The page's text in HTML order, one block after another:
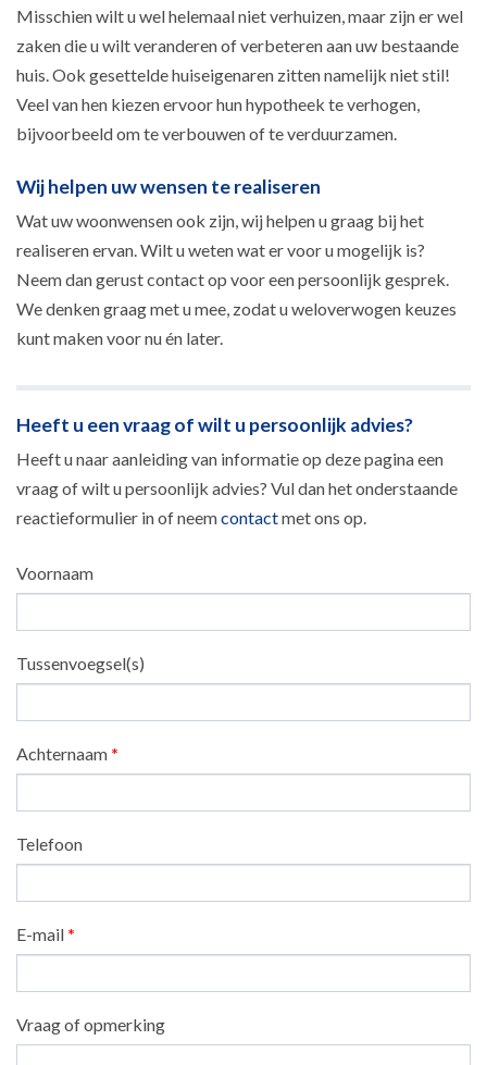
Misschien wilt u wel helemaal niet verhuizen, maar zijn er wel
zaken die u wilt veranderen of verbeteren aan uw bestaande
huis. Ook gesettelde huiseigenaren zitten namelijk niet stil!
Veel van hen kiezen ervoor hun hypotheek te verhogen,
bijvoorbeeld om te verbouwen of te verduurzamen.
Wij helpen uw wensen te realiseren
Wat uw woonwensen ook zijn, wij helpen u graag bij het
realiseren ervan. Wilt u weten wat er voor u mogelijk is?
Neem dan gerust contact op voor een persoonlijk gesprek.
We denken graag met u mee, zodat u weloverwogen keuzes
kunt maken voor nu én later.
Heeft u een vraag of wilt u persoonlijk advies?
Heeft u naar aanleiding van informatie op deze pagina een
vraag of wilt u persoonlijk advies? Vul dan het onderstaande
reactieformulier in of neemcontactmet ons op.
Voornaam
Tussenvoegsel(s)
Achternaam *
Telefoon
E-mail *
Vraag of opmerking